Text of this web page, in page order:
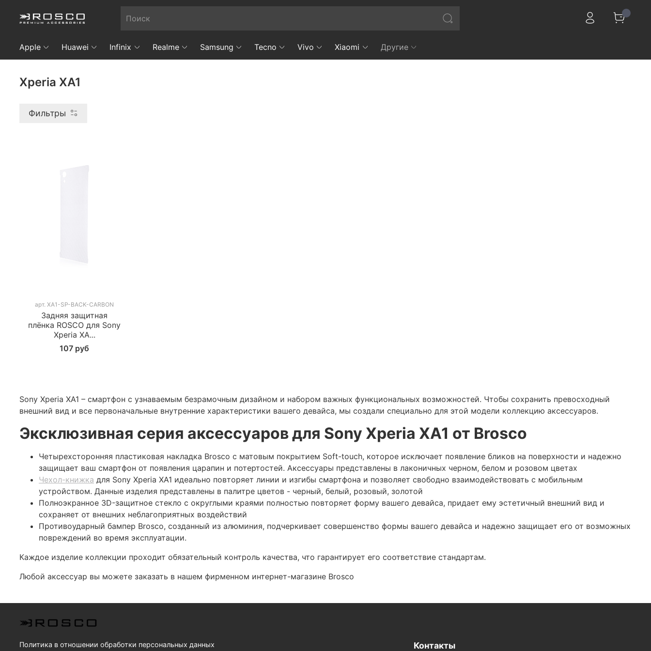
Apple Huawei Infinix Realme Samsung Tecno Vivo Xiaomi Другие
Xperia XA1
Фильтры
арт.XA1-SP-BACK-CARBON
Задняя защитная
плёнка ROSCO для Sony
Xperia XA...
107 руб
Sony Xperia XA1 – смартфон с узнаваемым безрамочным дизайном и набором важных функциональных возможностей. Чтобы сохранить превосходный
внешний вид и все первоначальные внутренние характеристики вашего девайса, мы создали специально для этой модели коллекцию аксессуаров.
Эксклюзивная серия аксессуаров для Sony Xperia XA1 от Brosco
Четырехсторонняя пластиковая накладка Brosco с матовым покрытием Soft-touch, которое исключает появление бликов на поверхности и надежно
защищает ваш смартфон от появления царапин и потертостей. Аксессуары представлены в лаконичных черном, белом и розовом цветах
Чехол-книжка для Sony Xperia XA1 идеально повторяет линии и изгибы смартфона и позволяет свободно взаимодействовать с мобильным
устройством. Данные изделия представлены в палитре цветов - черный, белый, розовый, золотой
Полноэкранное 3D-защитное стекло с округлыми краями полностью повторяет форму вашего девайса, придает ему эстетичный внешний вид и
сохраняет от внешних неблагоприятных воздействий
Противоударный бампер Brosco, созданный из алюминия, подчеркивает совершенство формы вашего девайса и надежно защищает его от возможных
повреждений во время эксплуатации.
Каждое изделие коллекции проходит обязательный контроль качества, что гарантирует его соответствие стандартам.
Любой аксессуар вы можете заказать в нашем фирменном интернет-магазине Brosco
Политика в отношении обработки персональных данных Контакты